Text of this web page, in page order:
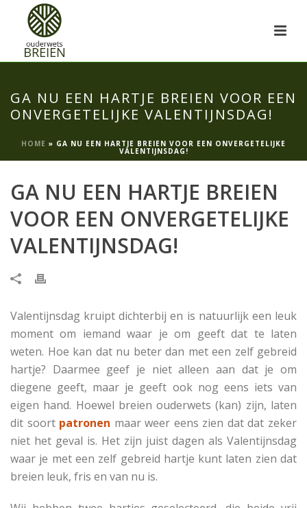
GA NU EEN HARTJE BREIEN VOOR EEN
ONVERGETELIJKE VALENTIJNSDAG!
HOME » GA NU EEN HARTJE BREIEN VOOR EEN ONVERGETELIJKE
VALENTIJNSDAG!
GA NU EEN HARTJE BREIEN
VOOR EEN ONVERGETELIJKE
VALENTIJNSDAG!
Valentijnsdag kruipt dichterbij en is natuurlijk een leuk
moment om iemand waar je om geeft dat te laten
weten. Hoe kan dat nu beter dan met een zelf gebreid
hartje? Daarmee geef je niet alleen aan dat je om
diegene geeft, maar je geeft ook nog eens iets van
eigen hand. Hoewel breien ouderwets (kan) zijn, laten
dit soort patronen maar weer eens zien dat dat zeker
niet het geval is. Het zijn juist dagen als Valentijnsdag
waar je met een zelf gebreid hartje kunt laten zien dat
breien leuk, fris en van nu is.